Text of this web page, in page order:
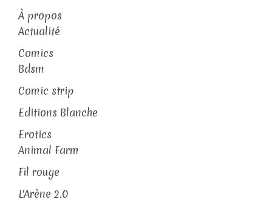
À propos
Actualité
Comics
Bdsm
Comic strip
Editions Blanche
Erotics
Animal Farm
Fil rouge
L'Arène 2.0